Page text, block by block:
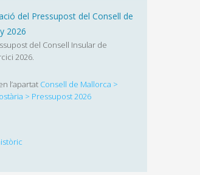
del Pressupost del Consell de
2026
del Consell Insular de
2026.
l’apartat Consell de Mallorca >
> Pressupost 2026